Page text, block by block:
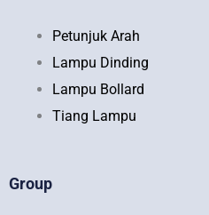
Petunjuk Arah
Lampu Dinding
Lampu Bollard
Tiang Lampu
Group